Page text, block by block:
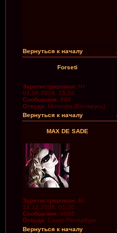
Вернуться к началу
Forseti
Зарегистрирован: Чт
04.06.2009, 15:56
Сообщения: 808
Откуда: Могилёв (Беларусь)
Вернуться к началу
MAX DE SADE
Зарегистрирован: Вс
14.12.2008, 01:30
Сообщения: 4996
Откуда: Санкт-Петербург
Вернуться к началу